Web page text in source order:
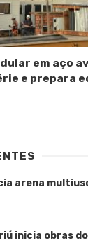
em aço
e prepara
arena
inicia obras